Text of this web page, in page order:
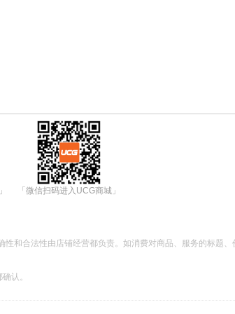
和合法性由店铺经营都负责。如消费对商品、服务的标题
认。
「微信扫码进入UCG商城」